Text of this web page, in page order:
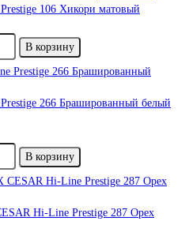
106 Хикори матовый
В корзину
266 Брашированный белый
В корзину
Hi-Line Prestige 287 Орех